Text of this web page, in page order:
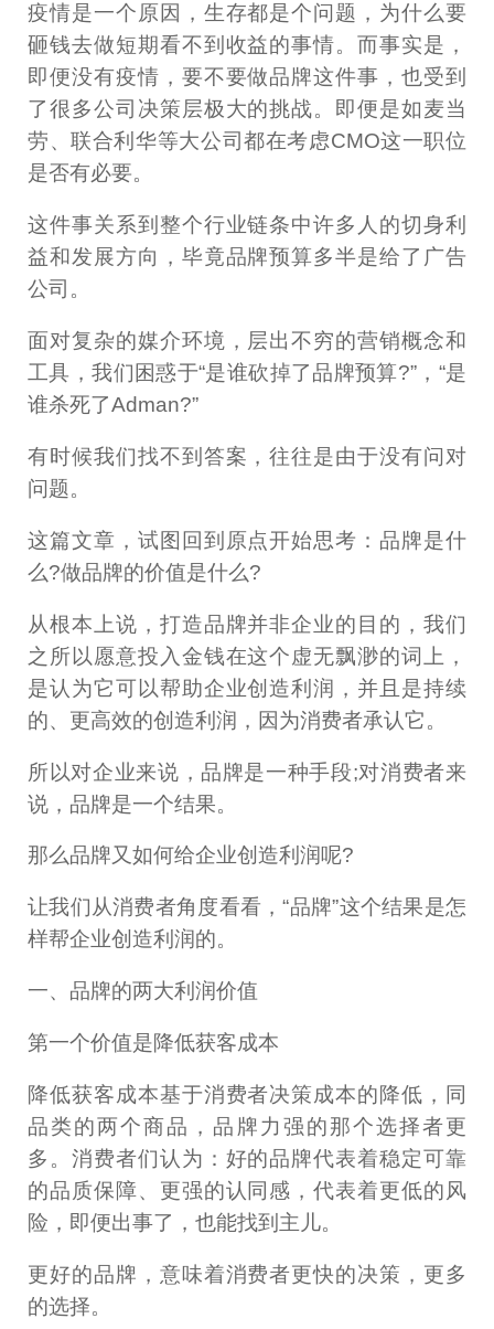
疫情是一个原因，生存都是个问题，为什么要
砸钱去做短期看不到收益的事情。而事实是，
即便没有疫情，要不要做品牌这件事，也受到
了很多公司决策层极大的挑战。即便是如麦当
劳、联合利华等大公司都在考虑CMO这一职位
是否有必要。
这件事关系到整个行业链条中许多人的切身利
益和发展方向，毕竟品牌预算多半是给了广告
公司。
面对复杂的媒介环境，层出不穷的营销概念和
工具，我们困惑于“是谁砍掉了品牌预算?”，“是
谁杀死了Adman?”
有时候我们找不到答案，往往是由于没有问对
问题。
这篇文章，试图回到原点开始思考：品牌是什
么?做品牌的价值是什么?
从根本上说，打造品牌并非企业的目的，我们
之所以愿意投入金钱在这个虚无飘渺的词上，
是认为它可以帮助企业创造利润，并且是持续
的、更高效的创造利润，因为消费者承认它。
所以对企业来说，品牌是一种手段;对消费者来
说，品牌是一个结果。
那么品牌又如何给企业创造利润呢?
让我们从消费者角度看看，“品牌”这个结果是怎
样帮企业创造利润的。
一、品牌的两大利润价值
第一个价值是降低获客成本
降低获客成本基于消费者决策成本的降低，同
品类的两个商品，品牌力强的那个选择者更
多。消费者们认为：好的品牌代表着稳定可靠
的品质保障、更强的认同感，代表着更低的风
险，即便出事了，也能找到主儿。
更好的品牌，意味着消费者更快的决策，更多
的选择。